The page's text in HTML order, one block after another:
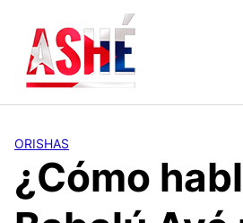
contenido
ORISHAS
¿Cómo